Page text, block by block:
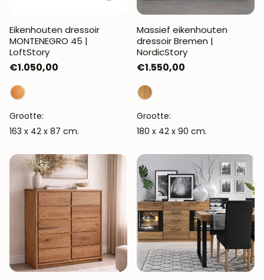
Eikenhouten dressoir
MONTENEGRO 45 |
LoftStory
Normale
prijs
€1.050,00
Grootte:
163 x 42 x 87 cm.
Massief eikenhouten
dressoir Bremen |
NordicStory
Normale
prijs
€1.550,00
Grootte:
180 x 42 x 90 cm.